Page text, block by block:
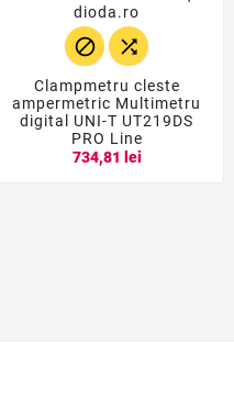
 
Clampmetru cleste
ampermetric Multimetru
digital UNI-T UT219DS
PRO Line
734,81 lei